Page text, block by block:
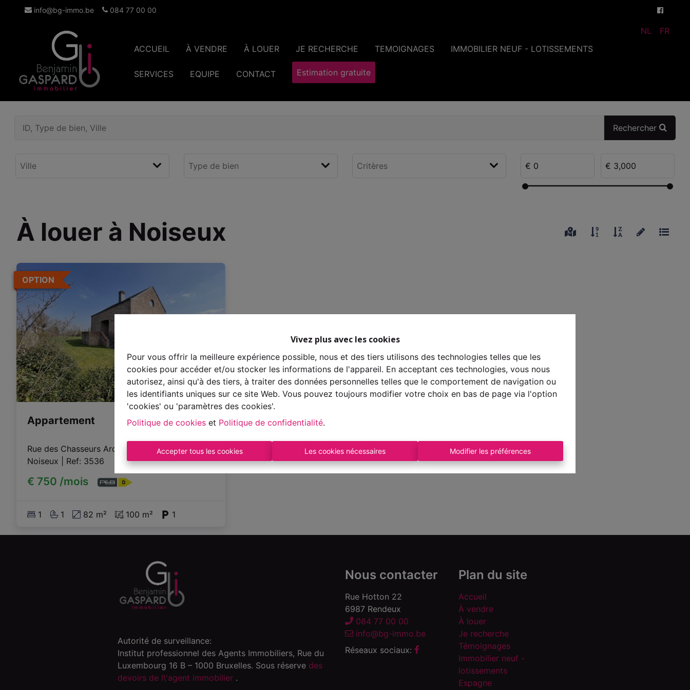
Vivez plus avec les cookies
Pour vous offrir la meilleure expérience possible, nous et des tiers utilisons des technologies telles que les
cookies pour accéder et/ou stocker les informations de l'appareil. En acceptant ces technologies, vous nous
autorisez, ainsi qu'à des tiers, à traiter des données personnelles telles que le comportement de navigation ou
les identifiants uniques sur ce site Web. Vous pouvez toujours modifier votre choix en bas de page via l'option
'cookies' ou 'paramètres des cookies'.
Politique de cookies et Politique de confidentialité.
Accepter tous les cookies Les cookies nécessaires Modifier les préférences
info@bg-immo.be 084 77 00 00
ACCUEIL À VENDRE À LOUER JE RECHERCHE TEMOIGNAGES IMMOBILIER NEUF - LOTISSEMENTS
SERVICES EQUIPE CONTACT Estimation gratuite
NL FR
Rechercher
À louer à Noiseux
OPTION
Appartement
Rue des Chasseurs Ardennais 26 A, 5377
Noiseux
Ref: 3536
€ 750 /mois
1 1 82 m² 100 m² 1
Autorité de surveillance:
Institut professionnel des Agents Immobiliers, Rue du
Luxembourg 16 B – 1000 Bruxelles. Sous réserve des
devoirs de l\'agent immobilier .
Nous contacter
Rue Hotton 22
6987 Rendeux
084 77 00 00
info@bg-immo.be
Réseaux sociaux:
Plan du site
Accueil
À vendre
À louer
Je recherche
Témoignages
Immobilier neuf -
lotissements
Espagne